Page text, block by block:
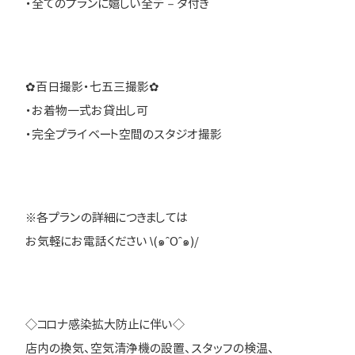
・全てのプランに嬉しい全デ－タ付き
✿百日撮影・七五三撮影✿
・お着物一式お貸出し可
・完全プライベート空間のスタジオ撮影
※各プランの詳細につきましては
お気軽にお電話ください \(๑ˆOˆ๑)/
◇コロナ感染拡大防止に伴い◇
店内の換気、空気清浄機の設置、スタッフの検温、